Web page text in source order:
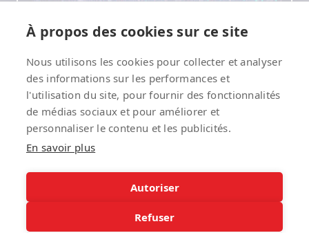
À propos des cookies sur ce site
Nous utilisons les cookies pour collecter et analyser
des informations sur les performances et
l'utilisation du site, pour fournir des fonctionnalités
de médias sociaux et pour améliorer et
personnaliser le contenu et les publicités.
En savoir plus
Autoriser
Refuser